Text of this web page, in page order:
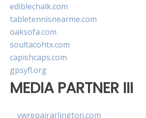
ediblechalk.com
tabletennisnearme.com
oaksofa.com
soultacohtx.com
capishcaps.com
gpsyfl.org
MEDIA PARTNER III
vwrepairarlington.com